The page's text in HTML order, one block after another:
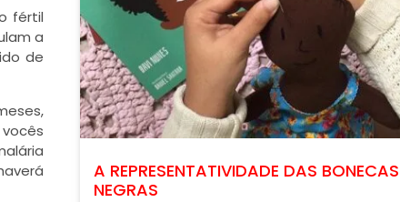
fértil
a
de
A REPRESENTATIVIDADE DAS BONECAS
NEGRAS